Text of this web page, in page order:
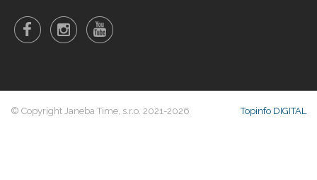
© Copyright Janeba Time, s.r.o. 2021-2026 Topinfo DIGITAL